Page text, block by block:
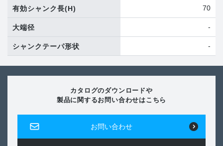
有効シャンク長(H) 70
大端径 -
シャンクテーパ形状 -
カタログのダウンロードや
製品に関するお問い合わせはこちら
お問い合わせ